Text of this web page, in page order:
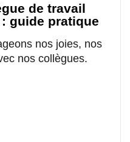
de travail
guide pratique
nos joies, nos
nos collègues.